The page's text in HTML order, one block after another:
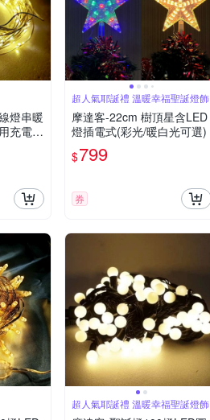
燈串暖
充電-
超人氣耶誕禮 溫暖幸福聖誕燈飾
摩達客-22cm 樹頂星含LED
燈插電式(彩光/暖白光可選)
$799
券
超人氣耶誕禮 溫暖幸福聖誕燈飾